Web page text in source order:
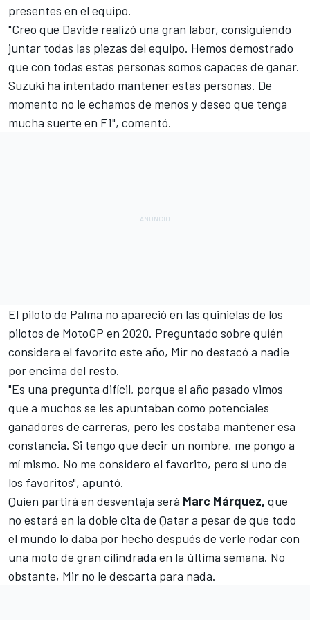
presentes en el equipo.
"Creo que Davide realizó una gran labor, consiguiendo
juntar todas las piezas del equipo. Hemos demostrado
que con todas estas personas somos capaces de ganar.
Suzuki ha intentado mantener estas personas. De
momento no le echamos de menos y deseo que tenga
mucha suerte en F1", comentó.
El piloto de Palma no apareció en las quinielas de los
pilotos de MotoGP en 2020. Preguntado sobre quién
considera el favorito este año, Mir no destacó a nadie
por encima del resto.
"Es una pregunta difícil, porque el año pasado vimos
que a muchos se les apuntaban como potenciales
ganadores de carreras, pero les costaba mantener esa
constancia. Si tengo que decir un nombre, me pongo a
mí mismo. No me considero el favorito, pero sí uno de
los favoritos", apuntó.
Quien partirá en desventaja será Marc Márquez, que
no estará en la doble cita de Qatara pesar de que todo
el mundo lo daba por hecho después de verle rodar con
una moto de gran cilindrada en la última semana. No
obstante, Mir no le descarta para nada.